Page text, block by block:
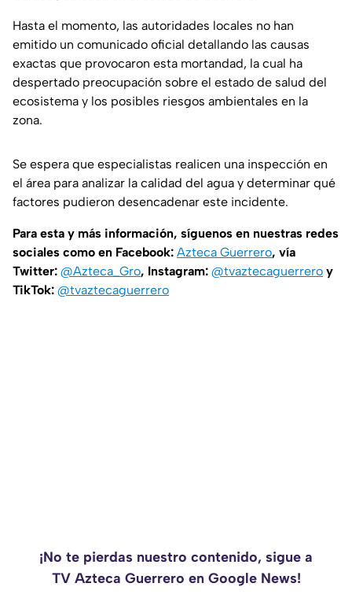
Hasta el momento, las autoridades locales no han
emitido un comunicado oficial detallando las causas
exactas que provocaron esta mortandad, la cual ha
despertado preocupación sobre el estado de salud del
ecosistema y los posibles riesgos ambientales en la
zona.
Se espera que especialistas realicen una inspección en
el área para analizar la calidad del agua y determinar qué
factores pudieron desencadenar este incidente.
Para esta y más información, síguenos en nuestras redes
sociales como en Facebook: Azteca Guerrero, vía
Twitter: @Azteca_Gro, Instagram: @tvaztecaguerrero y
TikTok: @tvaztecaguerrero
¡No te pierdas nuestro contenido, sigue a
TV Azteca Guerrero en Google News!